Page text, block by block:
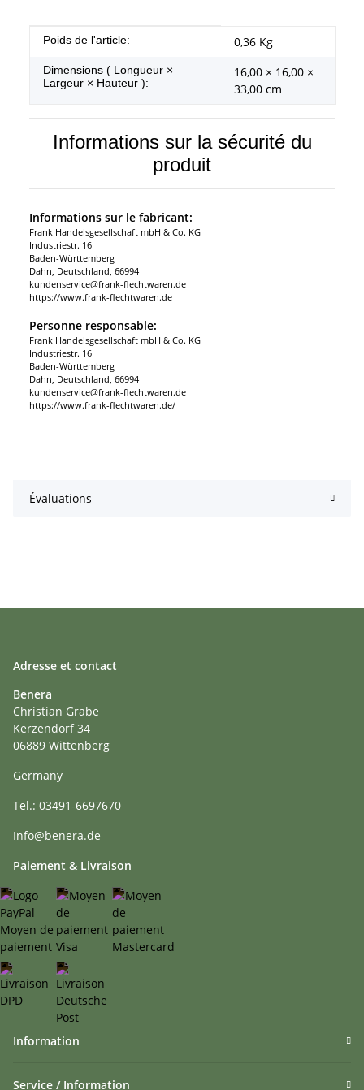
#productDetails.itemInformation#
#productDetails.itemValue#
Poids de l'article: 0,36 Kg
Dimensions ( Longueur ×
Largeur × Hauteur ):
16,00 × 16,00 ×
33,00 cm
Informations sur la sécurité du
produit
Informations sur le fabricant:
Frank Handelsgesellschaft mbH & Co. KG
Industriestr. 16
Baden-Württemberg
Dahn, Deutschland, 66994
kundenservice@frank-flechtwaren.de
https://www.frank-flechtwaren.de
Personne responsable:
Frank Handelsgesellschaft mbH & Co. KG
Industriestr. 16
Baden-Württemberg
Dahn, Deutschland, 66994
kundenservice@frank-flechtwaren.de
https://www.frank-flechtwaren.de/
Évaluations
Adresse et contact
Benera
Christian Grabe
Kerzendorf 34
06889 Wittenberg
Germany
Tel.: 03491-6697670
Info@benera.de
Paiement & Livraison
Information
Service / Information